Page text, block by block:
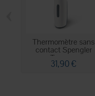
Thermomètre sans
contact Spengler
Tempo...
31,90 €